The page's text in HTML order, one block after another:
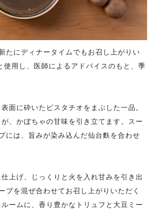
たにディナータイムでもお召し上がりい
用し、医師によるアドバイスのもと、季
面に砕いたピスタチオをまぶした一品。
、かぼちゃの甘味を引き立てます。スー
には、旨みが染み込んだ仙台麩を合わせ
上げ、じっくりと火を入れ甘みを引き出
プを混ぜ合わせてお召し上がりいただく
ームに、香り豊かなトリュフと大豆ミー